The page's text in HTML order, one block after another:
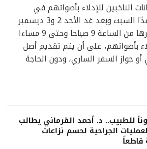
الناخبين للإدلاء بأصواتهم في
الانتخابات الرئاسية غدًا السبت وبعد غد الأحد 2 و3 ديسمبر
الجاري بالحضور لمقارها من الساعة 9 صباحا وحتى 9 مساءا
بأصواتهم، على أن يتم تقديم أصل
جواز السفر الساري، ودون الحاجة
للطبيب.. د. أحمد القرماني يطالب
الجراحية لحسم نزاعات
قاطعاً